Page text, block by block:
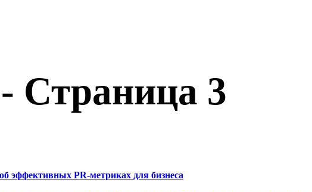
Страница 3
эффективных PR-метриках для бизнеса